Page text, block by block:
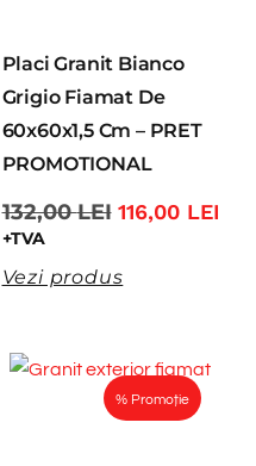
Placi Granit Bianco
Grigio Fiamat De
60x60x1,5 Cm – PRET
PROMOTIONAL
132,00LEI 116,00 LEI
+TVA
Vezi produs
% Promoție